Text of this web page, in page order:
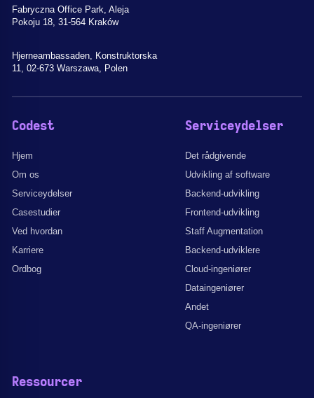
Fabryczna Office Park, Aleja
Pokoju 18, 31-564 Kraków
Hjerneambassaden, Konstruktorska
11, 02-673 Warszawa, Polen
Codest
Hjem
Om os
Serviceydelser
Casestudier
Ved hvordan
Karriere
Ordbog
Serviceydelser
Det rådgivende
Udvikling af software
Backend-udvikling
Frontend-udvikling
Staff Augmentation
Backend-udviklere
Cloud-ingeniører
Dataingeniører
Andet
QA-ingeniører
Ressourcer